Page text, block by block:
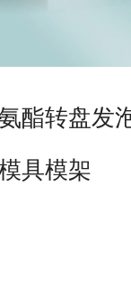
酯转盘发
具模架